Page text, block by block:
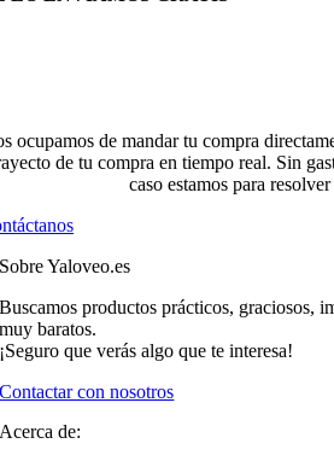
ocupamos de mandar tu compra
de tu compra en tiempo real. Sin
caso estamos para
Sobre Yaloveo.es
Buscamos productos prácticos, graciosos,
muy baratos.
¡Seguro que verás algo que te interesa!
Contactar con nosotros
Acerca de: